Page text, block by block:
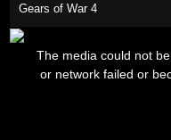
Gears of War 4
This
window.
The media could not
or network failed or